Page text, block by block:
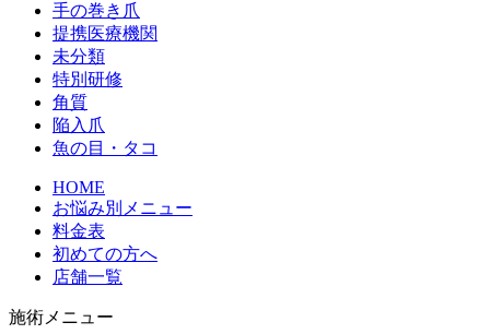
手の巻き爪
提携医療機関
未分類
特別研修
角質
陥入爪
魚の目・タコ
HOME
お悩み別メニュー
料金表
初めての方へ
店舗一覧
施術メニュー